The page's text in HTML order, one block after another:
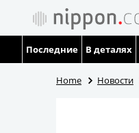
Последние В деталях
Home Новости